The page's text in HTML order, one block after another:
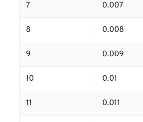
7 0.007
8 0.008
9 0.009
10 0.01
11 0.011